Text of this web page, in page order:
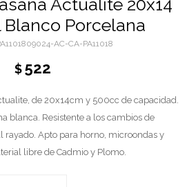
Actualite 20x14
Blanco Porcelana
AC-CA-PA11018
$ 522
de 20x14cm y 500cc de capacidad.
blanca. Resistente a los cambios de
rayado. Apto para horno, microondas y
libre de Cadmio y Plomo.